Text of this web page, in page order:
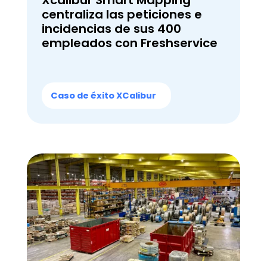
centraliza las peticiones e
incidencias de sus 400
empleados con Freshservice
Caso de éxito XCalibur